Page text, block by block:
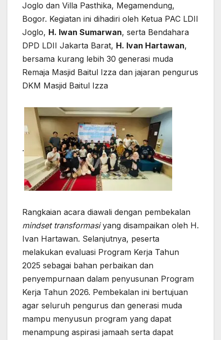
Joglo dan Villa Pasthika, Megamendung,
Bogor. Kegiatan ini dihadiri oleh Ketua PAC LDII
Joglo, H. Iwan Sumarwan, serta Bendahara
DPD LDII Jakarta Barat, H. Ivan Hartawan,
bersama kurang lebih 30 generasi muda
Remaja Masjid Baitul Izza dan jajaran pengurus
DKM Masjid Baitul Izza
.
Rangkaian acara diawali dengan pembekalan
mindset transformasiyang disampaikan oleh H.
Ivan Hartawan. Selanjutnya, peserta
melakukan evaluasi Program Kerja Tahun
2025 sebagai bahan perbaikan dan
penyempurnaan dalam penyusunan Program
Kerja Tahun 2026. Pembekalan ini bertujuan
agar seluruh pengurus dan generasi muda
mampu menyusun program yang dapat
menampung aspirasi jamaah serta dapat